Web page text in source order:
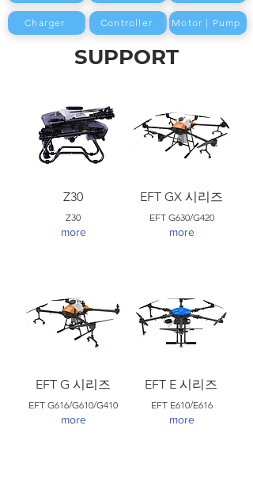
Charger Controller Motor | Pump
SUPPORT
Z30
Z30
more
EFT G 시리즈
EFT G616/G610/G410
more
EFT GX 시리즈
EFT G630/G420
more
EFT E 시리즈
EFT E610/E616
more